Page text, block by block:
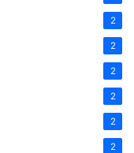
2
2
2
2
2
2